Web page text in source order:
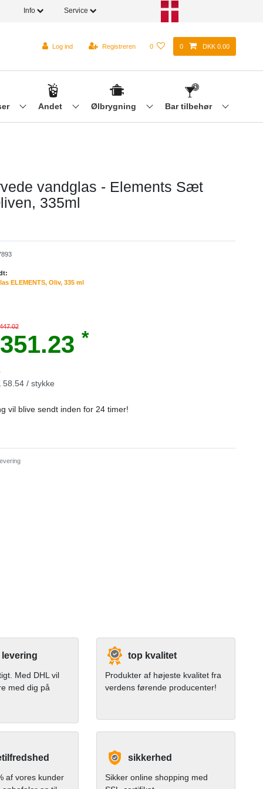
Info Service
Log ind Registreren 0 0 DKK 0.00
Andet Ølbrygning Bar tilbehør
vandglas - Elements Sæt
335ml
ELEMENTS, Oliv, 335 ml
*
58.54 / stykke
vil blive sendt inden for 24 timer!
levering
Med DHL vil
med dig på
top kvalitet
Produkter af højeste kvalitet fra
verdens førende producenter!
af vores kunder
sikkerhed
Sikker online shopping med